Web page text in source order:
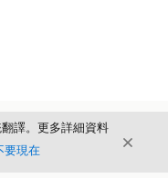
譯。更多詳細資料
要現在 結束